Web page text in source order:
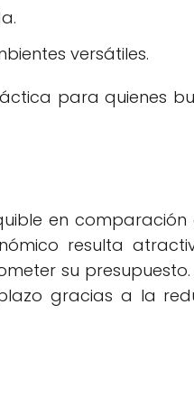
versátiles.
para quienes
en
resulta
su
gracias a la